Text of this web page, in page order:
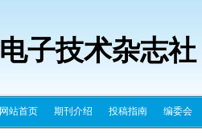
电子技术杂志社
网站首页 期刊介绍 投稿指南 编委会